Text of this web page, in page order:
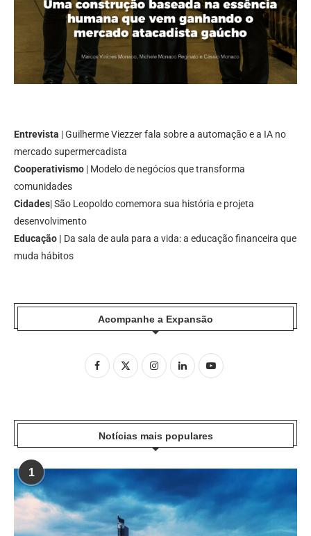
Entrevista | Guilherme Viezzer fala sobre a automação e a IA no
mercado supermercadista
Cooperativismo | Modelo de negócios que transforma
comunidades
Cidades| São Leopoldo comemora sua história e projeta
desenvolvimento
Educação | Da sala de aula para a vida: a educação financeira que
muda hábitos
Acompanhe a Expansão
Notícias mais populares
1